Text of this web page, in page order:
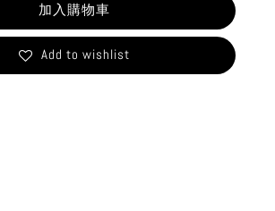
加入購物車
Add to wishlist